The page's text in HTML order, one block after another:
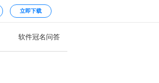
立即下载
软件冠名问答